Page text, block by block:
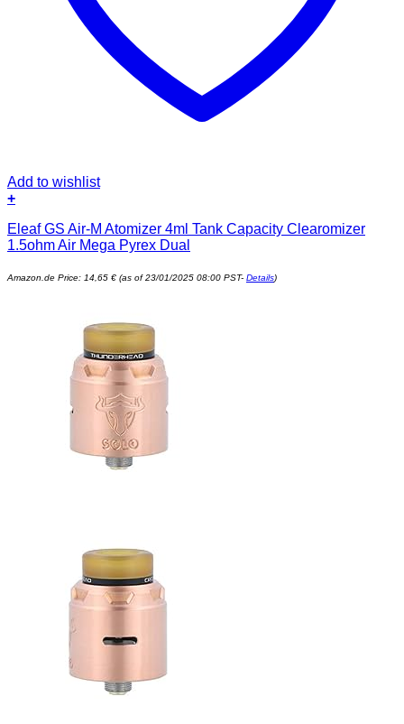
Add to wishlist
+
Eleaf GS Air-M Atomizer 4ml Tank Capacity Clearomizer
1.5ohm Air Mega Pyrex Dual
Amazon.de Price: 14,65 € (as of 23/01/2025 08:00 PST- Details)